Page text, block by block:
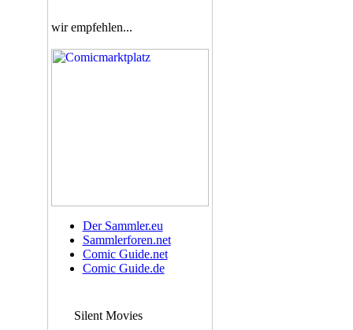
wir empfehlen...
Der Sammler.eu
Sammlerforen.net
Comic Guide.net
Comic Guide.de
Silent Movies